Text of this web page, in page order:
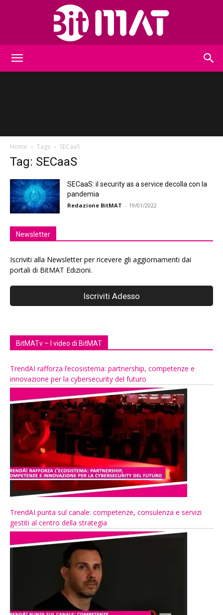
Home Tags SECaaS
Tag: SECaaS
SECaaS: il security as a service decolla con la
pandemia
Redazione BitMAT - 19/01/2022
Newsletter
Iscriviti alla Newsletter per ricevere gli aggiornamenti dai
portali di BitMAT Edizioni.
BitMATv – I video di BitMAT
TrendAI rafforza l’ecosistema: partnership, competenze e
innovazione per la cybersecurity del futuro
TrendAI punta sul canale: competenze, consulenza e servizi
gestiti al centro della strategia